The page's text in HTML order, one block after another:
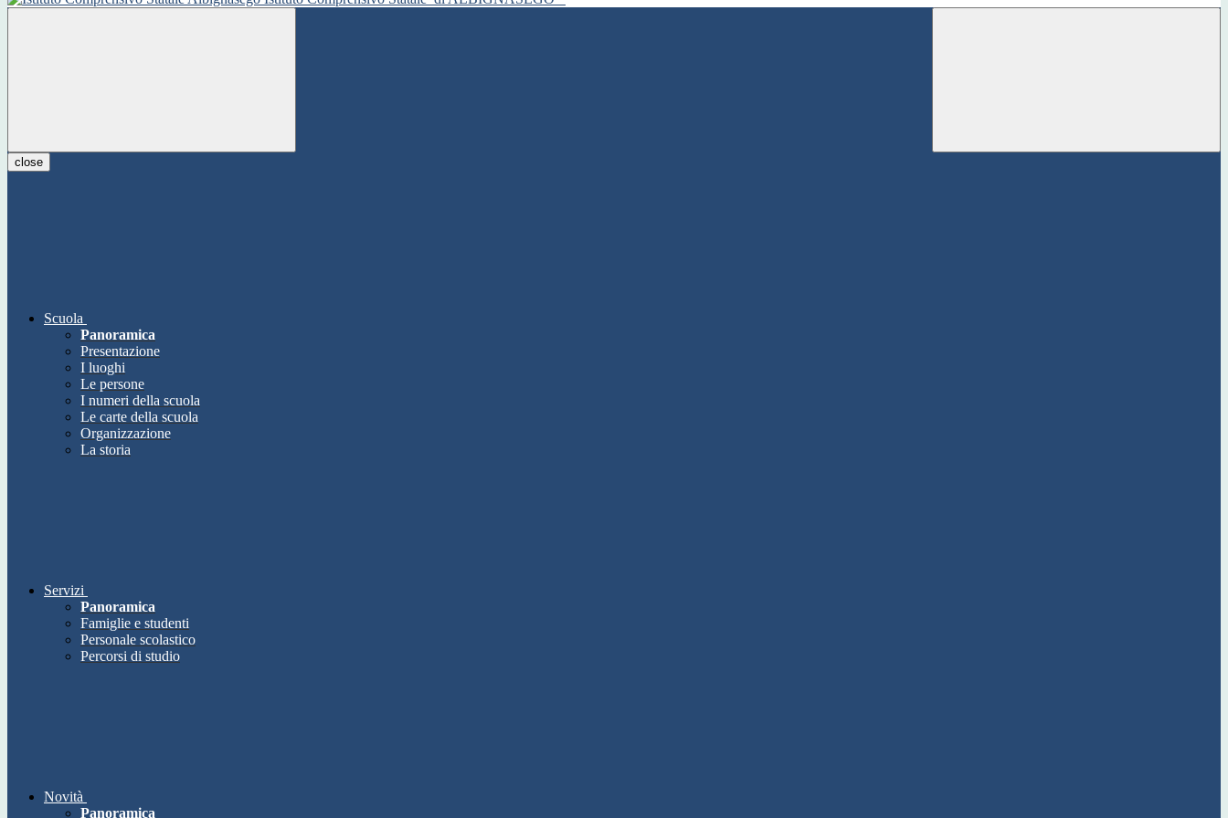
close
Scuola
Panoramica
Presentazione
I luoghi
Le persone
I numeri della scuola
Le carte della scuola
Organizzazione
La storia
Servizi
Panoramica
Famiglie e studenti
Personale scolastico
Percorsi di studio
Novità
Panoramica